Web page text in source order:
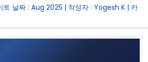
• 에너지 및 전력• 식품 및 음료
• 사례 연구
트 날짜 : Aug 2025 | 작성자 : Yogesh K| 카